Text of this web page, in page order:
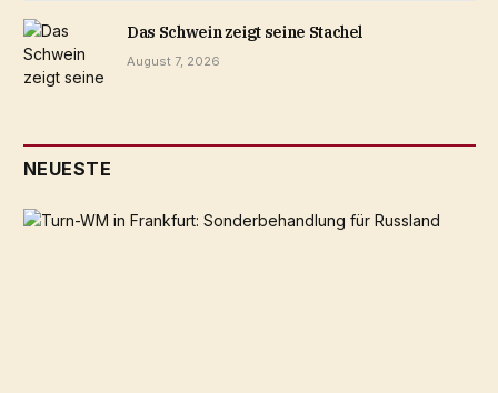
Das Schwein zeigt seine Stachel
August 7, 2026
NEUESTE